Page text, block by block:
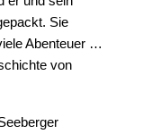
Sie
Abenteuer …
von